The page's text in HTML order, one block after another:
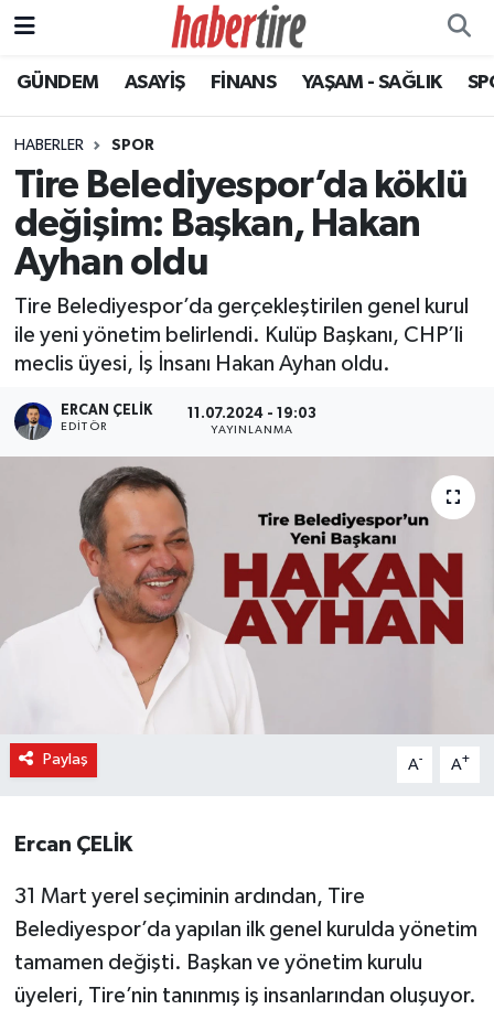
GÜNDEM ASAYİŞ FİNANS YAŞAM - SAĞLIK
HABERLER SPOR
Tire Belediyespor’da köklü
değişim: Başkan, Hakan
Ayhan oldu
Tire Belediyespor’da gerçekleştirilen genel kurul
ile yeni yönetim belirlendi. Kulüp Başkanı, CHP’li
meclis üyesi, İş İnsanı Hakan Ayhan oldu.
ERCAN ÇELIK
EDITÖR
11.07.2024 - 19:03
YAYINLANMA
Paylaş A- A+
Ercan ÇELİK
31 Mart yerel seçiminin ardından, Tire
Belediyespor’da yapılan ilk genel kurulda yönetim
tamamen değişti. Başkan ve yönetim kurulu
üyeleri, Tire’nin tanınmış iş insanlarından oluşuyor.
Tire Nöbetçi Eczaneler
Tire Hava Durumu
Tire Trafik Yoğunluk Haritası
Süper Lig Puan Durumu ve Fikstür
Tüm Manşetler
Son Dakika Haberleri
Haber Arşivi